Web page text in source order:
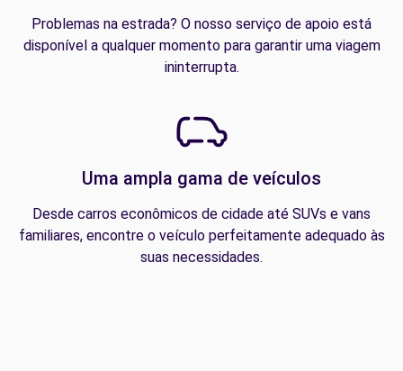
Problemas na estrada? O nosso serviço de apoio está
disponível a qualquer momento para garantir uma viagem
ininterrupta.
Uma ampla gama de veículos
Desde carros econômicos de cidade até SUVs e vans
familiares, encontre o veículo perfeitamente adequado às
suas necessidades.